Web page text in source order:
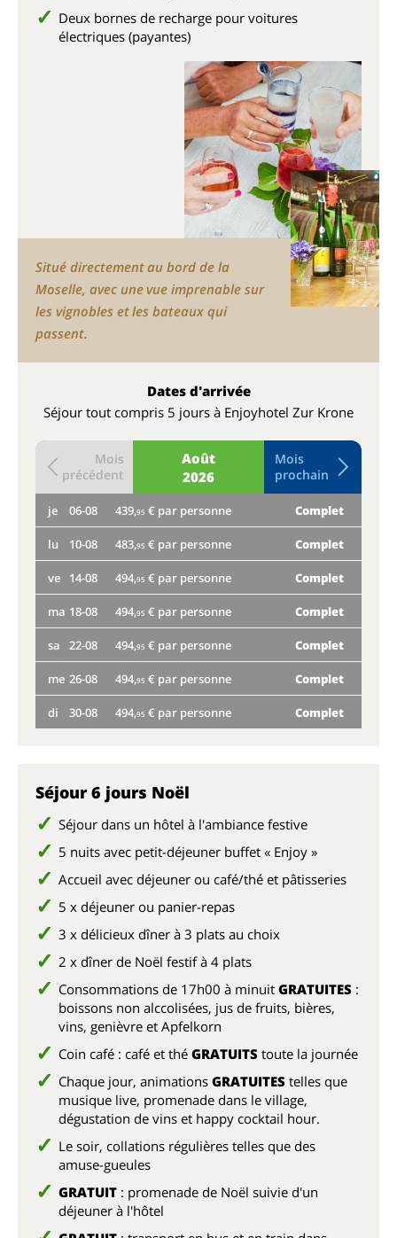
Deux bornes de recharge pour voitures
électriques (payantes)
Situé directement au bord de la
Moselle, avec une vue imprenable sur
les vignobles et les bateaux qui
passent.
Dates d'arrivée
Séjour tout compris 5 jours à Enjoyhotel Zur Krone
Août
2026
Mois
précédent
Mois
prochain
je 06-08 439,95 € par personne Complet
lu 10-08 483,95 € par personne Complet
ve 14-08 494,95 € par personne Complet
ma 18-08 494,95 € par personne Complet
sa 22-08 494,95 € par personne Complet
me 26-08 494,95 € par personne Complet
di 30-08 494,95 € par personne Complet
Séjour 6 jours Noël
Séjour dans un hôtel à l'ambiance festive
5 nuits avec petit-déjeuner buffet « Enjoy »
Accueil avec déjeuner ou café/thé et pâtisseries
5 x déjeuner ou panier-repas
3 x délicieux dîner à 3 plats au choix
2 x dîner de Noël festif à 4 plats
Consommations de 17h00 à minuit GRATUITES :
boissons non alccolisées, jus de fruits, bières,
vins, genièvre et Apfelkorn
Coin café : café et thé GRATUITS toute la journée
Chaque jour, animations GRATUITES telles que
musique live, promenade dans le village,
dégustation de vins et happy cocktail hour.
Le soir, collations régulières telles que des
amuse-gueules
GRATUIT : promenade de Noël suivie d'un
déjeuner à l'hôtel